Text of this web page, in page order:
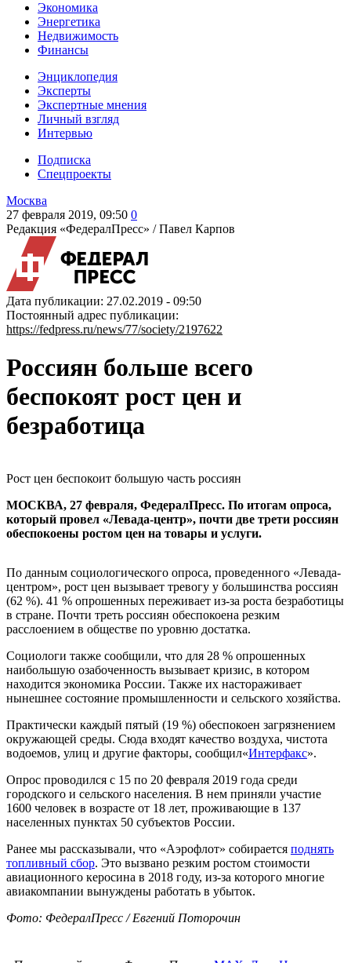
Экономика
Энергетика
Недвижимость
Финансы
Энциклопедия
Эксперты
Экспертные мнения
Личный взгляд
Интервью
Подписка
Спецпроекты
Москва
27 февраля 2019, 09:50 0
Редакция «ФедералПресс» /Павел Карпов
Дата публикации: 27.02.2019 - 09:50
Постоянный адрес публикации:
https://fedpress.ru/news/77/society/2197622
Россиян больше всего
беспокоят рост цен и
безработица
Рост цен беспокоит большую часть россиян
МОСКВА, 27 февраля, ФедералПресс. По итогам опроса,
который провел «Левада-центр», почти две трети россиян
обеспокоены ростом цен на товары и услуги.
По данным социологического опроса, проведенного «Левада-
центром», рост цен вызывает тревогу у большинства россиян
(62 %). 41 % опрошенных переживает из-за роста безработицы
в стране. Почти треть россиян обеспокоена резким
расслоением в обществе по уровню достатка.
Социологи также сообщили, что для 28 % опрошенных
наибольшую озабоченность вызывает кризис, в котором
находится экономика России. Также их настораживает
нынешнее состояние промышленности и сельского хозяйства.
Практически каждый пятый (19 %) обеспокоен загрязнением
окружающей среды. Сюда входят качество воздуха, чистота
водоемов, улиц и другие факторы, сообщил«Интерфакс».
Опрос проводился с 15 по 20 февраля 2019 года среди
городского и сельского населения. В нем приняли участие
1600 человек в возрасте от 18 лет, проживающие в 137
населенных пунктах 50 субъектов России.
Ранее мы рассказывали, что «Аэрофлот» собирается поднять
топливный сбор. Это вызвано резким ростом стоимости
авиационного керосина в 2018 году, из-за которого многие
авиакомпании вынуждены работать в убыток.
Фото: ФедералПресс / Евгений Поторочин